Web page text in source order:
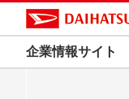
企業情報サイト